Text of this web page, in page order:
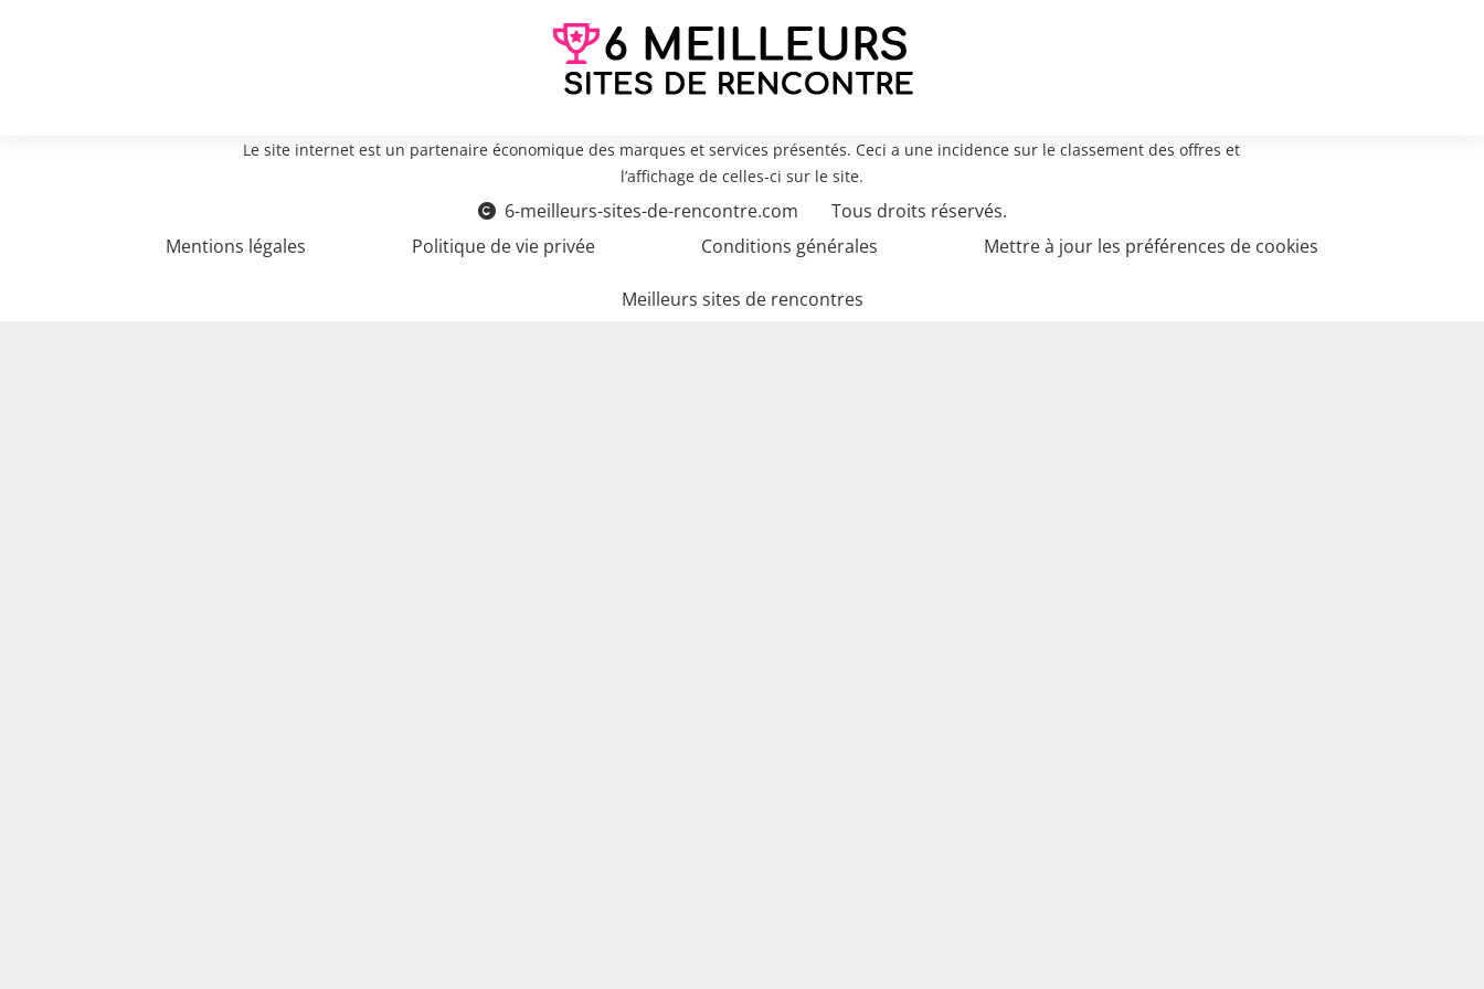
Le site internet est un partenaire économique des marques et services présentés. Ceci a une incidence sur le classement des offres et
l’affichage de celles-ci sur le site.
6-meilleurs-sites-de-rencontre.com
Tous droits réservés.
Mentions légales
Politique de vie privée Conditions générales Mettre à jour les préférences de cookies
Meilleurs sites de rencontres